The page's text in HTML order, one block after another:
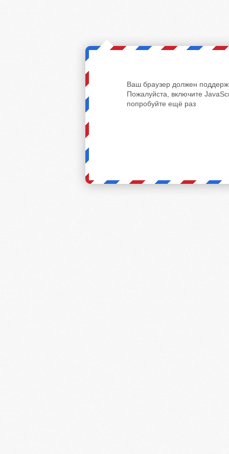
Ваш браузер должен
Пожалуйста, включите
попробуйте ещё раз